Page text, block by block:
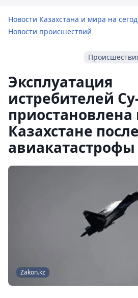
Новости Казахстана и мира на
Новости происшествий
Эксплуатация
истребителей
приостановлена
Казахстане после
Zakon.kz